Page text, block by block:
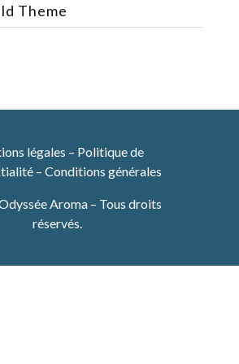
Theme
légales – Politique de
– Conditions générales
Aroma – Tous droits
réservés.